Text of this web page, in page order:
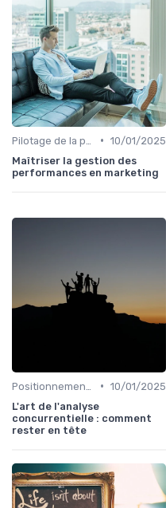
• 10/01/2025
Maîtriser la gestion des
performances en marketing
• 10/01/2025
L'art de l'analyse
concurrentielle : comment
rester en tête